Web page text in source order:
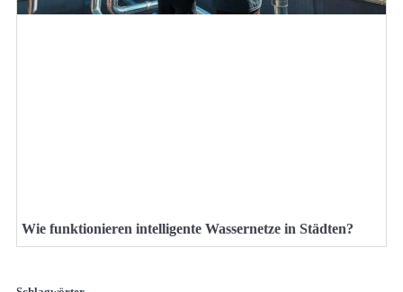
Wie funktionieren intelligente Wassernetze in Städten?